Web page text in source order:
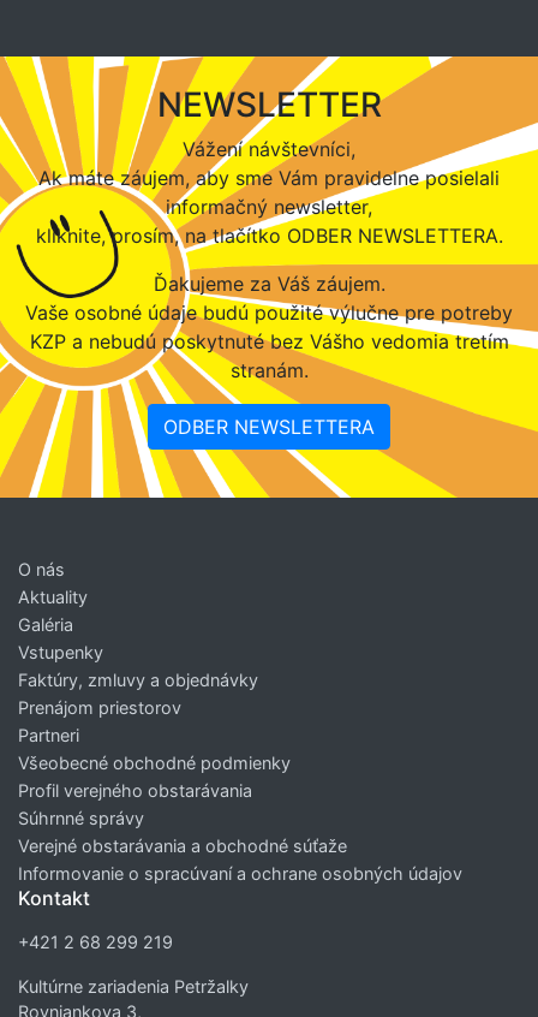
NEWSLETTER
Vážení návštevníci,
Ak máte záujem, aby sme Vám pravidelne posielali
informačný newsletter,
kliknite, prosím, na tlačítko ODBER NEWSLETTERA.
Ďakujeme za Váš záujem.
Vaše osobné údaje budú použité výlučne pre potreby
KZP a nebudú poskytnuté bez Vášho vedomia tretím
stranám.
ODBER NEWSLETTERA
O nás
Aktuality
Galéria
Vstupenky
Faktúry, zmluvy a objednávky
Prenájom priestorov
Partneri
Všeobecné obchodné podmienky
Profil verejného obstarávania
Súhrnné správy
Verejné obstarávania a obchodné súťaže
Informovanie o spracúvaní a ochrane osobných údajov
Kontakt
+421 2 68 299 219
Kultúrne zariadenia Petržalky
Rovniankova 3,